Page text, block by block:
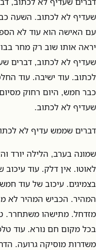
שעדיף לא לכתוב. השעה
עם האישה הוא עוד לא
יראה אותו שוב רק מחר
שעדיף לא לכתוב, דברים
לכתוב. עוד ישיבה. עוד
כבר חמש, היום רחוק
שעדיף לא לכתוב.
דברים שממש עדיף לא
שמונה בערב, הלילה יורד
לאוטו. אין דלק. עוד
בצמיגים. עיכוב של עוד
המהיר. הכביש המהיר לא
מזדחל. מתישהו משתחרר.
בכל מקום חם נורא. עוד
משדרות מוסיקה גרועה.